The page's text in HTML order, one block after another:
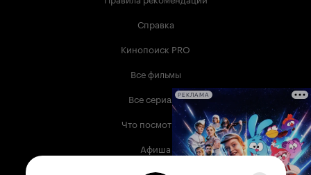
Справка
Кинопоиск PRO
Все фильмы
Все сериалы
Что посмотреть
Афиша
РЕКЛАМА